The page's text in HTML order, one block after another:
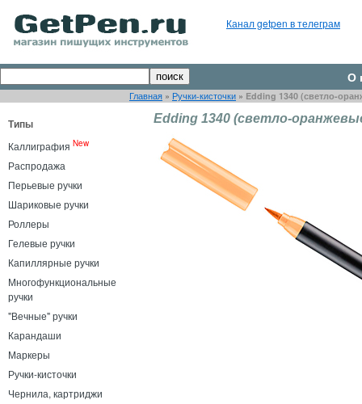
Канал getpen в телеграм
О
Главная » Ручки-кисточки » Edding 1340 (светло-
Типы
Каллиграфия New
Распродажа
Перьевые ручки
Шариковые ручки
Роллеры
Гелевые ручки
Капиллярные ручки
Многофункциональные
ручки
"Вечные" ручки
Карандаши
Маркеры
Ручки-кисточки
Чернила, картриджи
Edding 1340 (светло-